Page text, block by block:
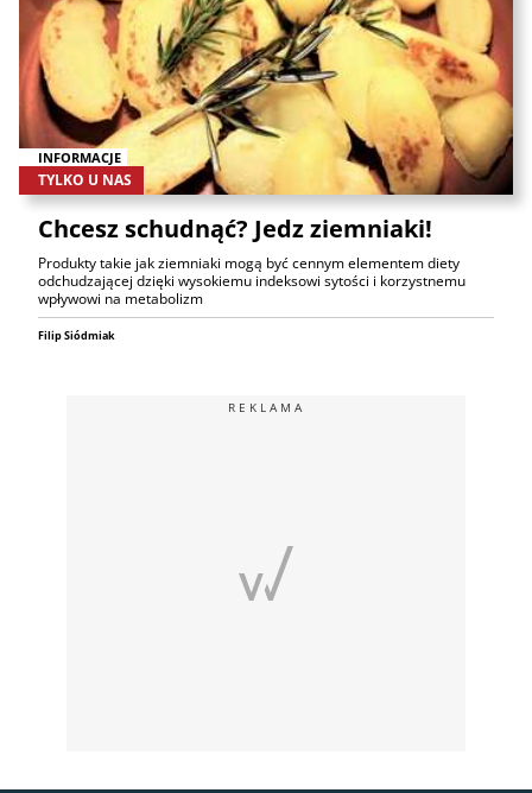
INFORMACJE
TYLKO U NAS
Chcesz schudnąć? Jedz ziemniaki!
Produkty takie jak ziemniaki mogą być cennym elementem diety
odchudzającej dzięki wysokiemu indeksowi sytości i korzystnemu
wpływowi na metabolizm
Filip Siódmiak
REKLAMA